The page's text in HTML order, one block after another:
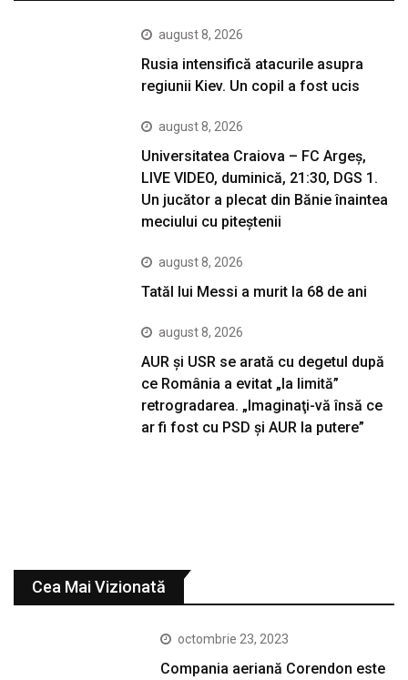
august 8, 2026
Rusia intensifică atacurile asupra
regiunii Kiev. Un copil a fost ucis
august 8, 2026
Universitatea Craiova – FC Argeș,
LIVE VIDEO, duminică, 21:30, DGS 1.
Un jucător a plecat din Bănie înaintea
meciului cu piteștenii
august 8, 2026
Tatăl lui Messi a murit la 68 de ani
august 8, 2026
AUR și USR se arată cu degetul după
ce România a evitat „la limită”
retrogradarea. „Imaginaţi-vă însă ce
ar fi fost cu PSD şi AUR la putere”
Cea Mai Vizionată
octombrie 23, 2023
Compania aeriană Corendon este